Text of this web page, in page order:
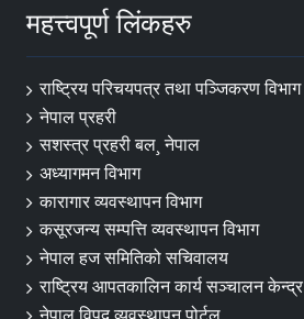
महत्त्वपूर्ण लिंकहरु
राष्ट्रिय परिचयपत्र तथा पञ्‍जिकरण विभाग
नेपाल प्रहरी
सशस्त्र प्रहरी बल¸ नेपाल
अध्यागमन विभाग
कारागार व्यवस्थापन विभाग
कसूरजन्य सम्पत्ति व्यवस्थापन विभाग
नेपाल हज समितिको सचिवालय
राष्ट्रिय आपतकालिन कार्य सञ्चालन केन्द्र
नेपाल विपद व्यवस्थापन पोर्टल